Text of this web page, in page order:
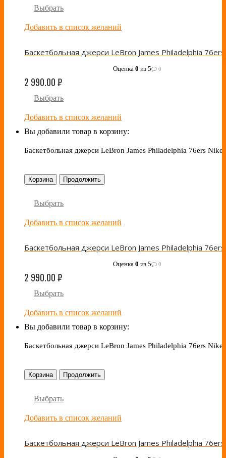
Выбрать
Добавить в список желаний
Оценка 0 из 5 0
2 990.00₽
Выбрать
Добавить в список желаний
Вы добавили товар в корзину:
Баскетбольная джерси LeBron James Philadelphia 76ers Nike
Корзина Продолжить
Выбрать
Добавить в список желаний
Оценка 0 из 5 0
2 990.00₽
Выбрать
Добавить в список желаний
Вы добавили товар в корзину:
Баскетбольная джерси LeBron James Philadelphia 76ers Nike
Корзина Продолжить
Выбрать
Добавить в список желаний